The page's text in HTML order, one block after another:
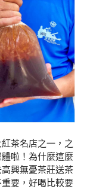
茶名店之一，之
啦！為什麼這麼
興無憂茶莊送茶
要，好喝比較要